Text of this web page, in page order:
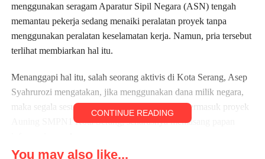
menggunakan seragam Aparatur Sipil Negara (ASN) tengah
memantau pekerja sedang menaiki peralatan proyek tanpa
menggunakan peralatan keselamatan kerja. Namun, pria tersebut
terlihat membiarkan hal itu.
Menanggapi hal itu, salah seorang aktivis di Kota Serang, Asep
Syahrurozi mengatakan, jika menggunakan dana milik negara,
maka segala sesuatu harus bersifat transparan. Termasuk proyek
Auning SMPN1 Kota Serang, seharusnya memasang papan
CONTINUE READING
You may also like...